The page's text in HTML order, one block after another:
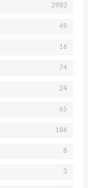
2983
49
16
74
24
65
186
8
3